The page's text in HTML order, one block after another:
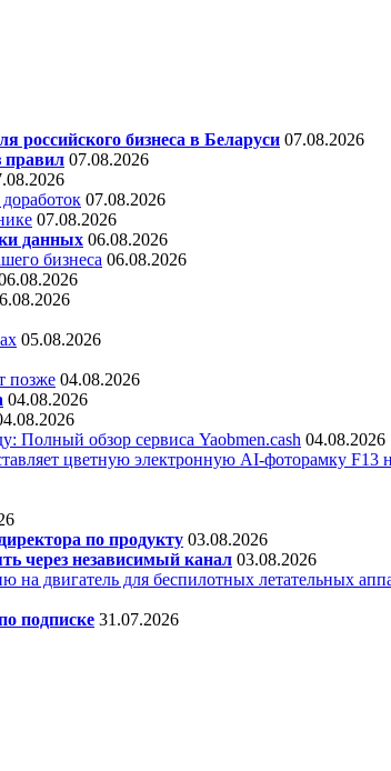
российского бизнеса в Беларуси 07.08.2026
правил 07.08.2026
07.08.2026
07.08.2026
данных 06.08.2026
бизнеса 06.08.2026
05.08.2026
позже 04.08.2026
04.08.2026
Полный обзор сервиса Yaobmen.cash 04.08.2026
цветную электронную AI-фоторамку F13
по продукту 03.08.2026
через независимый канал 03.08.2026
двигатель для беспилотных летательных
подписке 31.07.2026